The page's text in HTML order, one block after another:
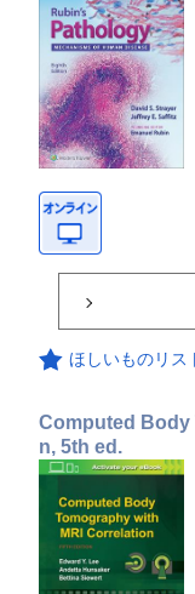
ほしいものリス
Computed Body
n, 5th ed.